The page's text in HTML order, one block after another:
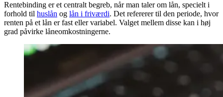
Rentebinding er et centralt begreb, når man taler om lån, specielt i
forhold til huslån og lån i friværdi. Det refererer til den periode, hvor
renten på et lån er fast eller variabel. Valget mellem disse kan i høj
grad påvirke låneomkostningerne.